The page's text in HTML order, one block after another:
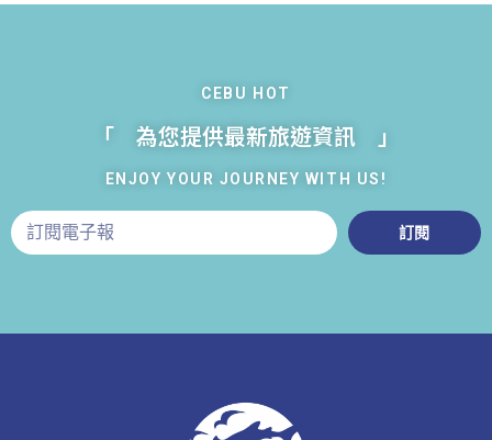
CEBU HOT
「 為您提供最新旅遊資訊 」
ENJOY YOUR JOURNEY WITH US!
訂閱